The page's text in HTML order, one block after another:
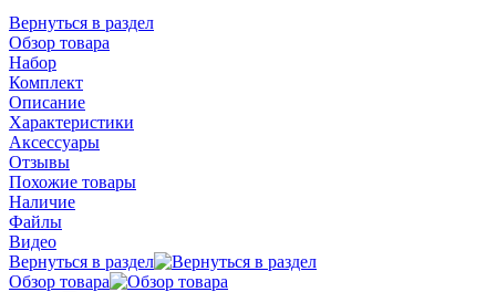
Вернуться в раздел
Обзор товара
Набор
Комплект
Описание
Характеристики
Аксессуары
Отзывы
Похожие товары
Наличие
Файлы
Видео
Вернуться в раздел
Обзор товара